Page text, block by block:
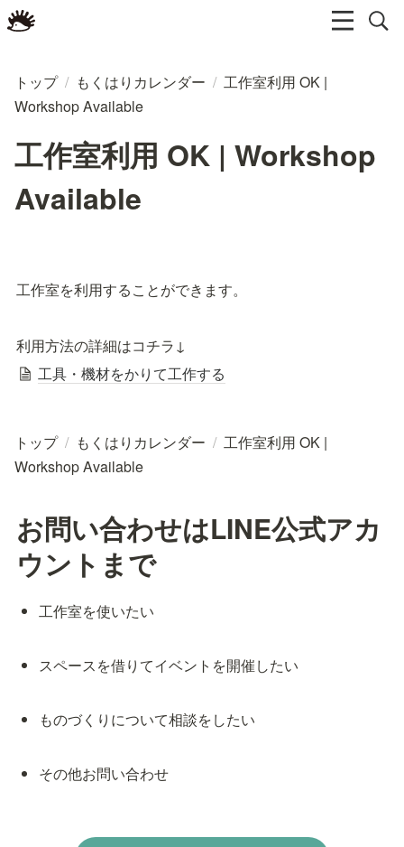
トップ / もくはりカレンダー / 工作室利用 OK |
Workshop Available
工作室利用 OK | Workshop
Available
工作室を利用することができます。
利用方法の詳細はコチラ↓
工具・機材をかりて工作する
トップ / もくはりカレンダー / 工作室利用 OK |
Workshop Available
お問い合わせはLINE公式アカ
ウントまで
工作室を使いたい
スペースを借りてイベントを開催したい
ものづくりについて相談をしたい
その他お問い合わせ